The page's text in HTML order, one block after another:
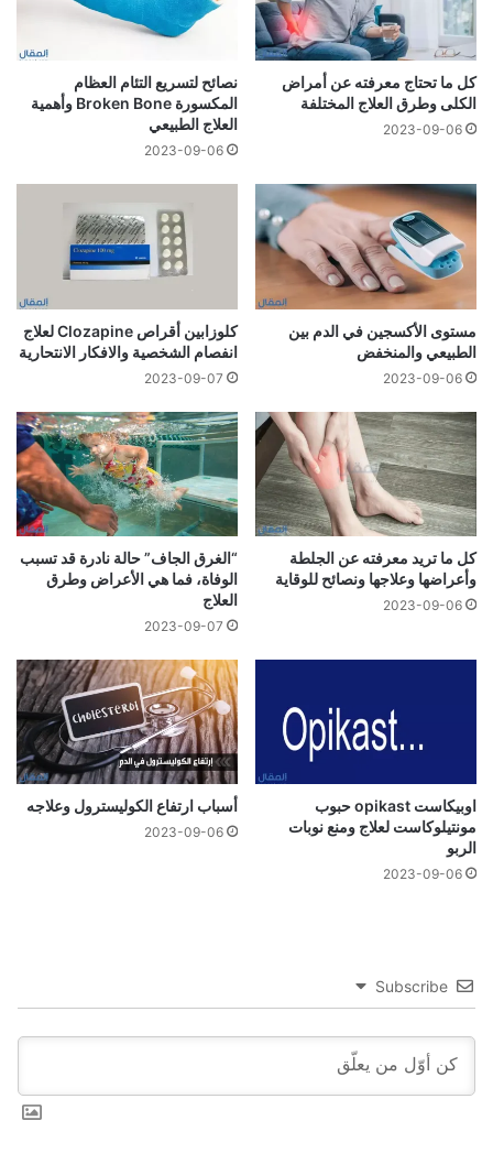
كل ما تحتاج معرفته عن أمراض
الكلى وطرق العلاج المختلفة
2023-09-06
نصائح لتسريع التئام العظام
المكسورة Broken Bone وأهمية
العلاج الطبيعي
2023-09-06
مستوى الأكسجين في الدم بين
الطبيعي والمنخفض
2023-09-06
كلوزابين أقراص Clozapine لعلاج
انفصام الشخصية والافكار الانتحارية
2023-09-07
كل ما تريد معرفته عن الجلطة
وأعراضها وعلاجها ونصائح للوقاية
2023-09-06
“الغرق الجاف” حالة نادرة قد تسبب
الوفاة، فما هي الأعراض وطرق
العلاج
2023-09-07
اوبيكاست opikast حبوب
مونتيلوكاست لعلاج ومنع نوبات
الربو
2023-09-06
أسباب ارتفاع الكوليسترول وعلاجه
2023-09-06
Subscribe